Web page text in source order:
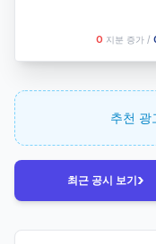
O 지분 증가 /
추천 광
최근 공시 보기›